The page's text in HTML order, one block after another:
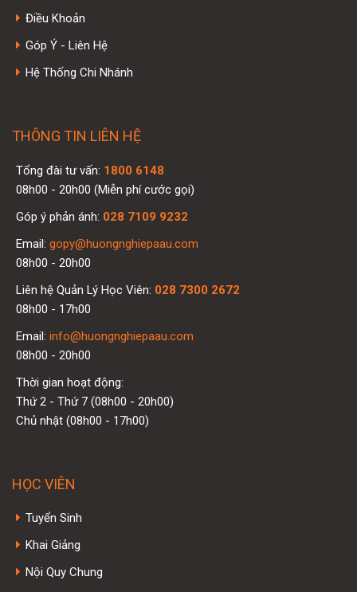
Điều Khoản
Góp Ý - Liên Hệ
Hệ Thống Chi Nhánh
THÔNG TIN LIÊN HỆ
Tổng đài tư vấn: 1800 6148
08h00 - 20h00 (Miễn phí cước gọi)
Góp ý phản ánh: 028 7109 9232
Email: gopy@huongnghiepaau.com
08h00 - 20h00
Liên hệ Quản Lý Học Viên: 028 7300 2672
08h00 - 17h00
Email: info@huongnghiepaau.com
08h00 - 20h00
Thời gian hoạt động:
Thứ 2 - Thứ 7 (08h00 - 20h00)
Chủ nhật (08h00 - 17h00)
HỌC VIÊN
Tuyển Sinh
Khai Giảng
Nội Quy Chung